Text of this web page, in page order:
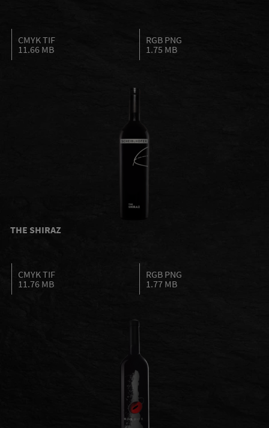
CMYK TIF
11.66 MB
RGB PNG
1.75 MB
THE SHIRAZ
CMYK TIF
11.76 MB
RGB PNG
1.77 MB